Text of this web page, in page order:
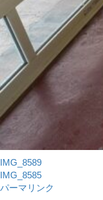
IMG_8589
IMG_8585
パーマリンク